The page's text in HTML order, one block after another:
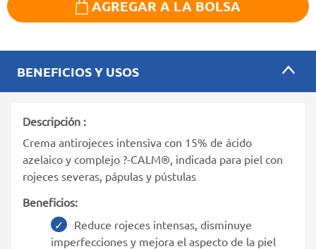
AGREGAR A LA BOLSA
BENEFICIOS Y USOS
Descripción :
Crema antirojeces intensiva con 15% de ácido
azelaico y complejo ?-CALM®, indicada para piel con
rojeces severas, pápulas y pústulas
Beneficios:
Reduce rojeces intensas, disminuye
imperfecciones y mejora el aspecto de la piel